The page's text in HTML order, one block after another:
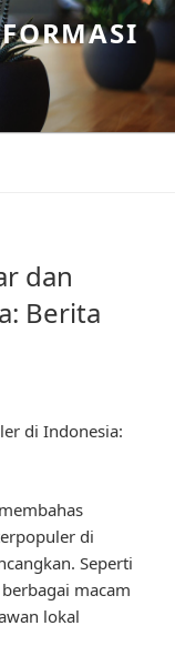
dan
Berita
di Indonesia:
di
Seperti
macam
lokal